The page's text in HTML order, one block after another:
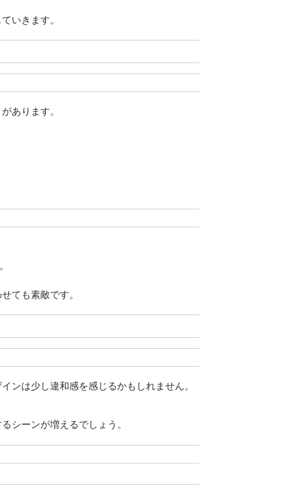
いきます。
あります。
ても素敵です。
ンは少し違和感を感じるかもしれません。
シーンが増えるでしょう。